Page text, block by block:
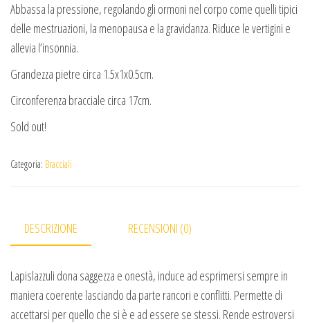
Abbassa la pressione, regolando gli ormoni nel corpo come quelli tipici
delle mestruazioni, la menopausa e la gravidanza. Riduce le vertigini e
allevia l’insonnia.
Grandezza pietre circa 1.5x1x0.5cm.
Circonferenza bracciale circa 17cm.
Sold out!
Categoria: Bracciali
DESCRIZIONE RECENSIONI (0)
Lapislazzuli dona saggezza e onestà, induce ad esprimersi sempre in
maniera coerente lasciando da parte rancori e conflitti. Permette di
accettarsi per quello che si è e ad essere se stessi. Rende estroversi